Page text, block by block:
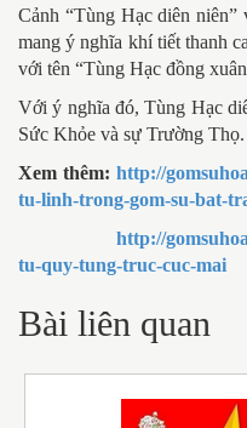
Cảnh “Tùng Hạc diên
mang ý nghĩa khí tiết thanh
với tên “Tùng Hạc đồng
Với ý nghĩa đó, Tùng Hạc
Sức Khỏe và sự Trường Thọ.
Xem thêm: http://
tu-linh-trong-gom-su-bat-
http://
tu-quy-tung-truc-cuc-mai
Bài liên quan